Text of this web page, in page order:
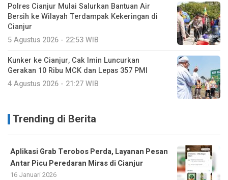
Polres Cianjur Mulai Salurkan Bantuan Air
Bersih ke Wilayah Terdampak Kekeringan di
Cianjur
5 Agustus 2026 - 22:53 WIB
Kunker ke Cianjur, Cak Imin Luncurkan
Gerakan 10 Ribu MCK dan Lepas 357 PMI
4 Agustus 2026 - 21:27 WIB
Trending di Berita
Aplikasi Grab Terobos Perda, Layanan Pesan
Antar Picu Peredaran Miras di Cianjur
16 Januari 2026